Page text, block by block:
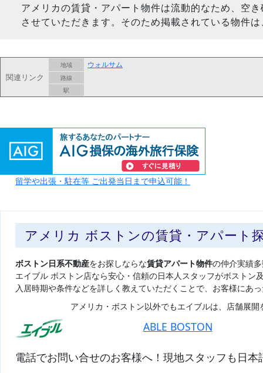
アメリカの賃貸・アパート物件は流動的なため、空
させていただきます。そのため掲載されている物件
関連リンク
地域 ウォルサム
路線
駅
留学や出張・駐在等 ご出発当日まで申込可能！
アメリカ ボストンの賃貸・アパート
ボストン日系不動産をお探しならな賃貸アパート物件の仲介実績
エイブル ボストン店なら安心・信頼の日本人スタッフがボストン
入居時期や条件などを詳しく教えていただくことで、お客様にあ
アメリカ・ボストン以外でもエイブルは、店舗展
ABLE BOSTON
電話でお問い合せのお客様へ！現地スタッフも日